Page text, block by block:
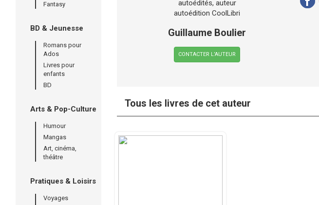
Fantasy
BD & Jeunesse
Romans pour
Ados
Livres pour
enfants
BD
Arts & Pop-Culture
Humour
Mangas
Art, cinéma,
théâtre
Pratiques & Loisirs
Voyages
Guillaume Boulier
CONTACTER L’AUTEUR
Tous les livres de cet auteur